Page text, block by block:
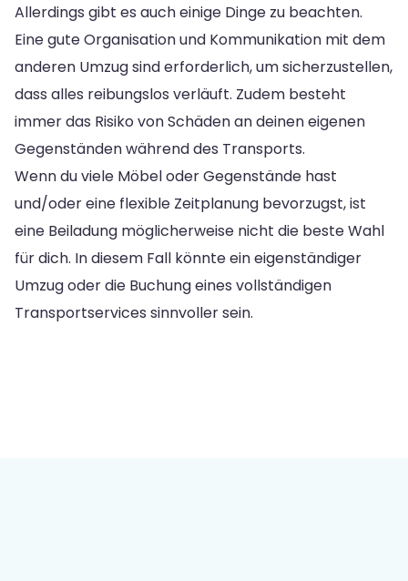
Allerdings gibt es auch einige Dinge zu beachten.
Eine gute Organisation und Kommunikation mit dem
anderen Umzug sind erforderlich, um sicherzustellen,
dass alles reibungslos verläuft. Zudem besteht
immer das Risiko von Schäden an deinen eigenen
Gegenständen während des Transports.
Wenn du viele Möbel oder Gegenstände hast
und/oder eine flexible Zeitplanung bevorzugst, ist
eine Beiladung möglicherweise nicht die beste Wahl
für dich. In diesem Fall könnte ein eigenständiger
Umzug oder die Buchung eines vollständigen
Transportservices sinnvoller sein.